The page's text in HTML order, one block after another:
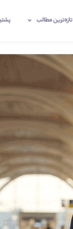
تازه‌ترین‌ مطالب